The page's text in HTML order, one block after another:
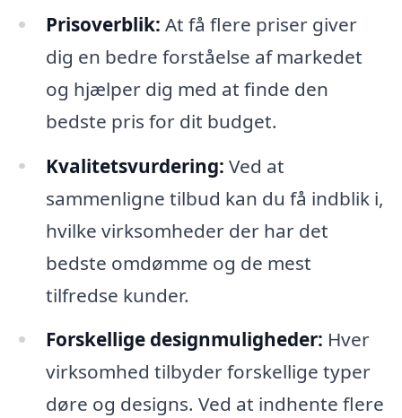
Prisoverblik: At få flere priser giver
dig en bedre forståelse af markedet
og hjælper dig med at finde den
bedste pris for dit budget.
Kvalitetsvurdering: Ved at
sammenligne tilbud kan du få indblik i,
hvilke virksomheder der har det
bedste omdømme og de mest
tilfredse kunder.
Forskellige designmuligheder: Hver
virksomhed tilbyder forskellige typer
døre og designs. Ved at indhente flere